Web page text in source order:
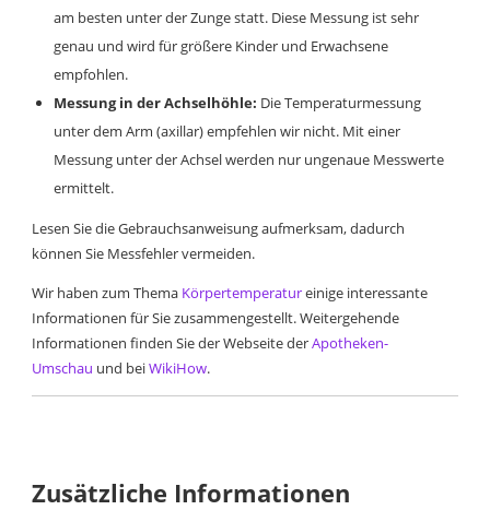
am besten unter der Zunge statt. Diese Messung ist sehr
genau und wird für größere Kinder und Erwachsene
empfohlen.
Messung in der Achselhöhle: Die Temperaturmessung
unter dem Arm (axillar) empfehlen wir nicht. Mit einer
Messung unter der Achsel werden nur ungenaue Messwerte
ermittelt.
Lesen Sie die Gebrauchsanweisung aufmerksam, dadurch
können Sie Messfehler vermeiden.
Wir haben zum Thema Körpertemperatureinige interessante
Informationen für Sie zusammengestellt. Weitergehende
Informationen finden Sie der Webseite derApotheken-
Umschau und beiWikiHow.
Zusätzliche Informationen